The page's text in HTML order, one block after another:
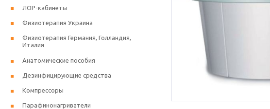
ЛОР-кабинеты
Физиотерапия Украина
Физиотерапия Германия, Голландия,
Италия
Анатомические пособия
Дезинфицирующие средства
Компрессоры
Парафинонагриватели